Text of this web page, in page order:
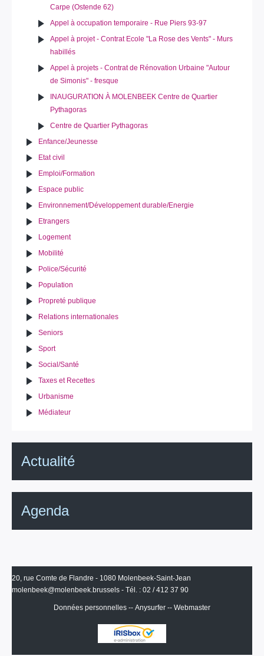
Carpe (Ostende 62)
Appel à occupation temporaire - Rue Piers 93-97
Appel à projet - Contrat Ecole "La Rose des Vents" - Murs
habillés
Appel à projets - Contrat de Rénovation Urbaine "Autour
de Simonis" - fresque
INAUGURATION À MOLENBEEK Centre de Quartier
Pythagoras
Centre de Quartier Pythagoras
Enfance/Jeunesse
Etat civil
Emploi/Formation
Espace public
Environnement/Développement durable/Energie
Etrangers
Logement
Mobilité
Police/Sécurité
Population
Propreté publique
Relations internationales
Seniors
Sport
Social/Santé
Taxes et Recettes
Urbanisme
Médiateur
Actualité
Agenda
20, rue Comte de Flandre - 1080 Molenbeek-Saint-Jean
molenbeek@molenbeek.brussels - Tél. : 02 / 412 37 90
Données personnelles -- Anysurfer -- Webmaster